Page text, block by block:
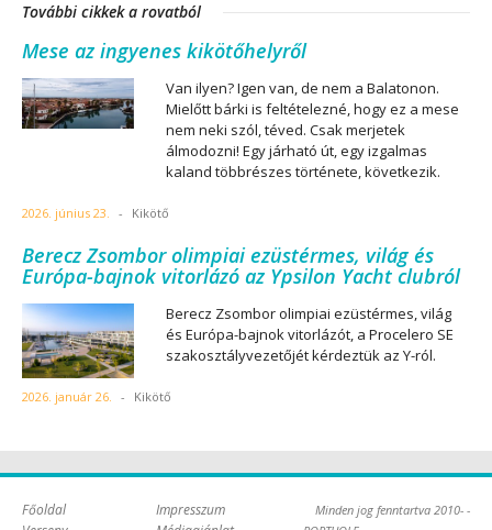
További cikkek a rovatból
Mese az ingyenes kikötőhelyről
Van ilyen? Igen van, de nem a Balatonon.
Mielőtt bárki is feltételezné, hogy ez a mese
nem neki szól, téved. Csak merjetek
álmodozni! Egy járható út, egy izgalmas
kaland többrészes története, következik.
2026. június 23. - Kikötő
Berecz Zsombor olimpiai ezüstérmes, világ és
Európa-bajnok vitorlázó az Ypsilon Yacht clubról
Berecz Zsombor olimpiai ezüstérmes, világ
és Európa-bajnok vitorlázót, a Procelero SE
szakosztályvezetőjét kérdeztük az Y-ról.
2026. január 26. - Kikötő
Főoldal
Impresszum
Minden jog fenntartva 2010- -